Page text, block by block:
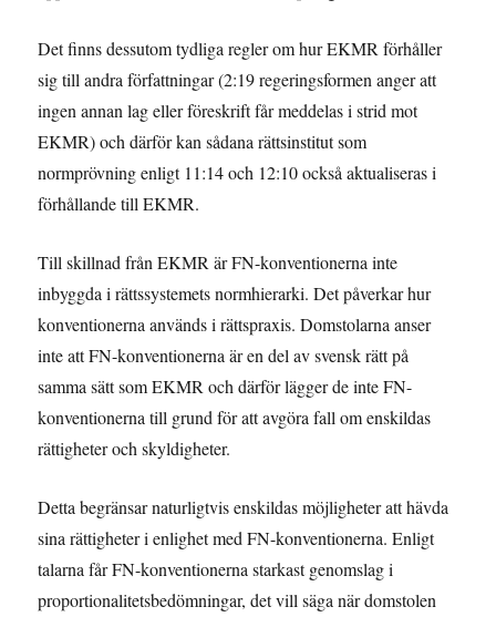
Det finns dessutom tydliga regler om hur EKMR förhåller
sig till andra författningar (2:19 regeringsformen anger att
ingen annan lag eller föreskrift får meddelas i strid mot
EKMR) och därför kan sådana rättsinstitut som
normprövning enligt 11:14 och 12:10 också aktualiseras i
förhållande till EKMR.
Till skillnad från EKMR är FN-konventionerna inte
inbyggda i rättssystemets normhierarki. Det påverkar hur
konventionerna används i rättspraxis. Domstolarna anser
inte att FN-konventionerna är en del av svensk rätt på
samma sätt som EKMR och därför lägger de inte FN-
konventionerna till grund för att avgöra fall om enskildas
rättigheter och skyldigheter.
Detta begränsar naturligtvis enskildas möjligheter att hävda
sina rättigheter i enlighet med FN-konventionerna. Enligt
talarna får FN-konventionerna starkast genomslag i
proportionalitetsbedömningar, det vill säga när domstolen